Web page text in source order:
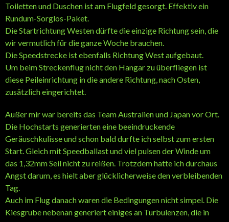
Toiletten und Duschen ist am Flugfeld gesorgt. Effektiv ein
Rundum-Sorglos-Paket.
Die Startrichtung Westen dürfte die einzige Richtung sein, die
wir vermutlich für die ganze Woche brauchen.
Die Speedstrecke ist ebenfalls Richtung West aufgebaut.
Um beim Streckenflug nicht den Hangar zu überfliegen ist
diese Peileinrichtung in die andere Richtung, nach Osten,
zusätzlich eingerichtet.
Außer mir war bereits das Team Australien und Japan vor Ort.
Die Hochstarts generierten eine beeindruckende
Geräuschkulisse und schon bald durfte ich selbst zum ersten
Start. Gleich mit Speedballast und viel pulsen der Winde um
das 1,32mm Seil nicht zu reißen. Trotzdem hatte ich durchaus
Angst darum, es hielt aber glücklicherweise den verbleibenden
Tag.
Auch im Flug danach waren die Bedingungen nicht simpel. Die
Kiesgrube nebenan generiert einiges an Turbulenzen, die in